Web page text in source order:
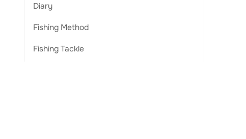
Diary
Fishing Method
Fishing Tackle